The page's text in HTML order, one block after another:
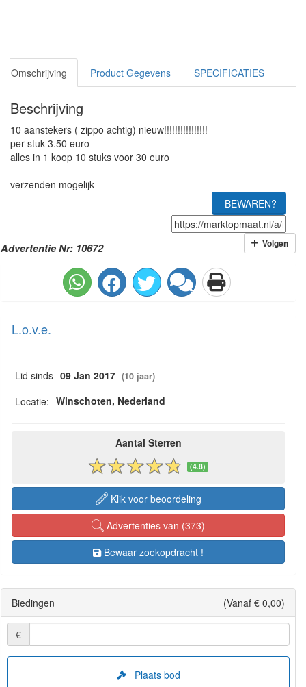
Omschrijving Product Gegevens SPECIFICATIES
Beschrijving
10 aanstekers ( zippo achtig) nieuw!!!!!!!!!!!!!!!!
per stuk 3.50 euro
alles in 1 koop 10 stuks voor 30 euro
verzenden mogelijk
BEWAREN?
Advertentie Nr: 10672 Volgen
L.o.v.e.
Lid sinds 09 Jan 2017 (10 jaar)
Locatie: Winschoten, Nederland
Aantal Sterren
(4.8)
Klik voor beoordeling
Advertenties van (373)
Bewaar zoekopdracht !
Biedingen (Vanaf € 0,00)
€
Plaats bod